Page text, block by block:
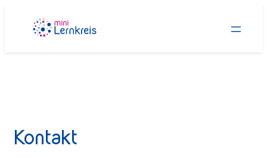
springen
Kontakt